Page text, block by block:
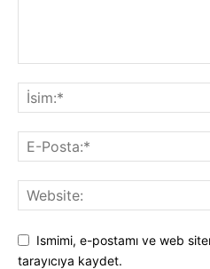
Ismimi, e-postamı ve web
tarayıcıya kaydet.